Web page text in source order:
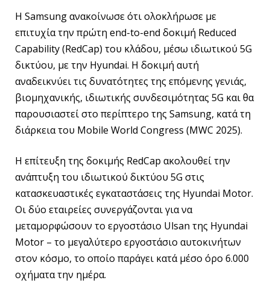
Η Samsung ανακοίνωσε ότι ολοκλήρωσε με
επιτυχία την πρώτη end-to-end δοκιμή Reduced
Capability (RedCap) του κλάδου, μέσω ιδιωτικού 5G
δικτύου, με την Hyundai. Η δοκιμή αυτή
αναδεικνύει τις δυνατότητες της επόμενης γενιάς,
βιομηχανικής, ιδιωτικής συνδεσιμότητας 5G και θα
παρουσιαστεί στο περίπτερο της Samsung, κατά τη
διάρκεια του Mobile World Congress (MWC 2025).
Η επίτευξη της δοκιμής RedCap ακολουθεί την
ανάπτυξη του ιδιωτικού δικτύου 5G στις
κατασκευαστικές εγκαταστάσεις της Hyundai Motor.
Οι δύο εταιρείες συνεργάζονται για να
μεταμορφώσουν το εργοστάσιο Ulsan της Hyundai
Motor – το μεγαλύτερο εργοστάσιο αυτοκινήτων
στον κόσμο, το οποίο παράγει κατά μέσο όρο 6.000
οχήματα την ημέρα.